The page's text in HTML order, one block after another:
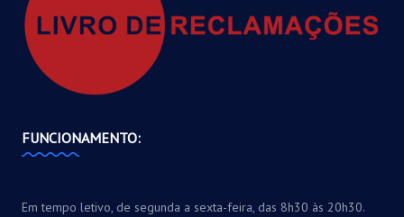
FUNCIONAMENTO:
Em tempo letivo, de segunda a sexta-feira, das 8h30 às 20h30.